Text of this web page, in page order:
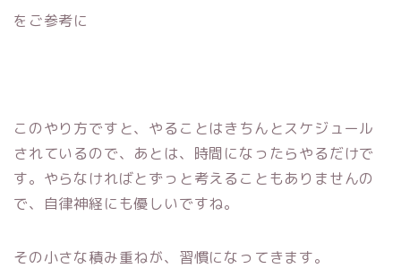
をご参考に
このやり方ですと、やることはきちんとスケジュール
されているので、あとは、時間になったらやるだけで
す。やらなければとずっと考えることもありませんの
で、自律神経にも優しいですね。
その小さな積み重ねが、習慣になってきます。